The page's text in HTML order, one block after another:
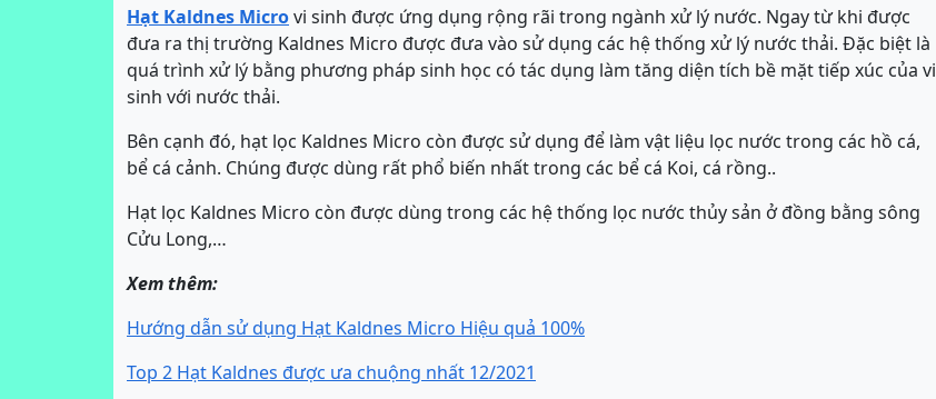
Hạt Kaldnes Microvi sinh được ứng dụng rộng rãi trong ngành xử lý nước. Ngay từ khi được
đưa ra thị trường Kaldnes Micro được đưa vào sử dụng các hệ thống xử lý nước thải. Đặc biệt là
quá trình xử lý bằng phương pháp sinh học có tác dụng làm tăng diện tích bề mặt tiếp xúc của vi
sinh với nước thải.
Bên cạnh đó, hạt lọc Kaldnes Micro còn được sử dụng để làm vật liệu lọc nước trong các hồ cá,
bể cá cảnh. Chúng được dùng rất phổ biến nhất trong các bể cá Koi, cá rồng..
Hạt lọc Kaldnes Micro còn được dùng trong các hệ thống lọc nước thủy sản ở đồng bằng sông
Cửu Long,…
Xem thêm:
Hướng dẫn sử dụng Hạt Kaldnes Micro Hiệu quả 100%
Top 2 Hạt Kaldnes được ưa chuộng nhất 12/2021